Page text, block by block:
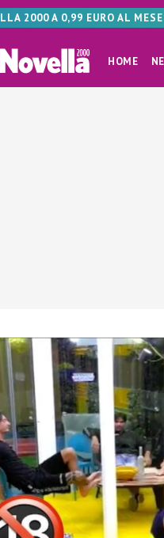
2000 A 0,99 EURO AL MESE
HOME